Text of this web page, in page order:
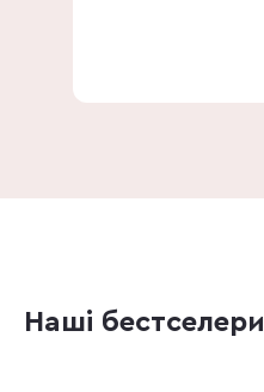
Наші бестселери